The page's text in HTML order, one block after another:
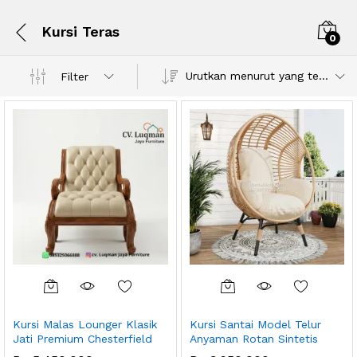
Kursi Teras 0
Filter Urutkan menurut yang terbaru
Kursi Malas Lounger Klasik
Jati Premium Chesterfield
Kursi Santai Model Telur
Anyaman Rotan Sintetis